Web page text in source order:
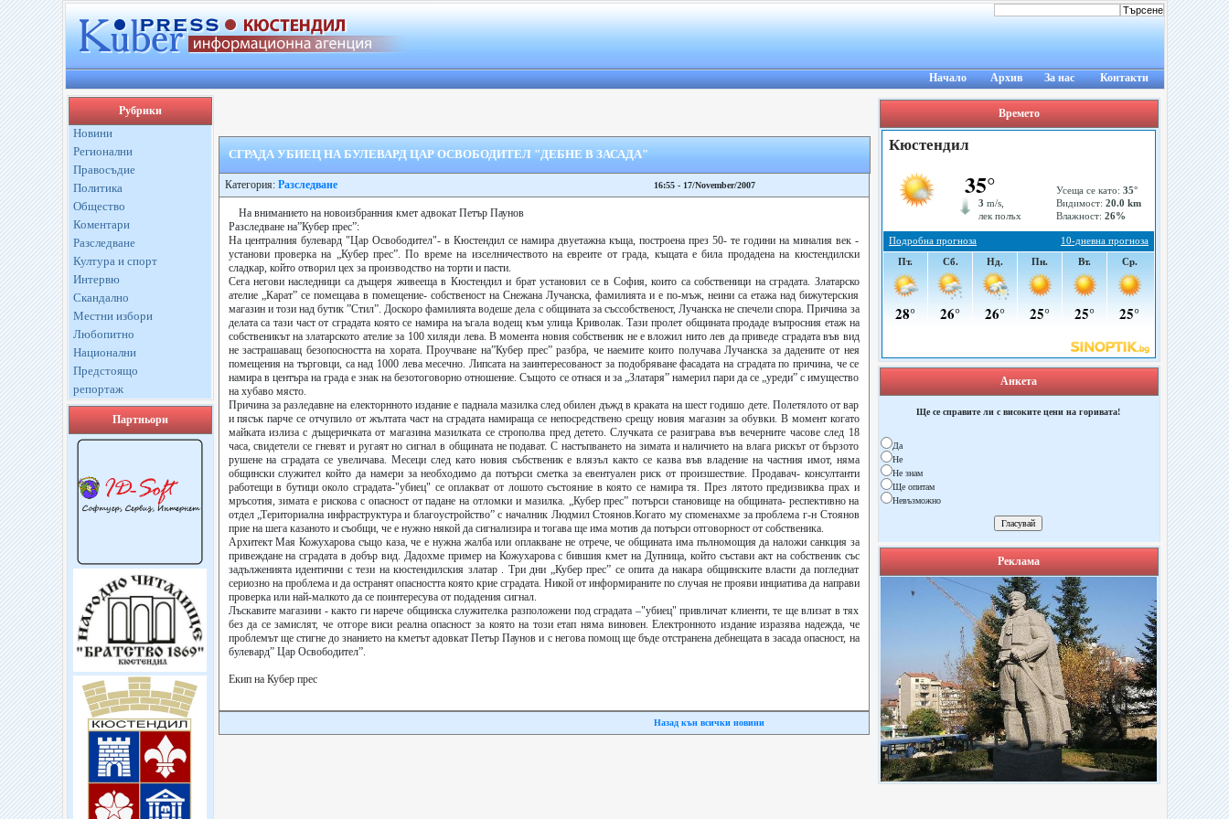
Начало Архив За нас Контакти
Рубрики
Новини
Регионални
Правосъдие
Политика
Общество
Коментари
Разследване
Култура и спорт
Интервю
Скандално
Местни избори
Любопитно
Национални
Предстоящо
репортаж
Партньори
СГРАДА УБИЕЦ НА БУЛЕВАРД ЦАР ОСВОБОДИТЕЛ "ДЕБНЕ В ЗАСАДА"
Категория: Разследване 16:55 - 17/November/2007
На вниманието на новоизбранния кмет адвокат Петър Паунов
Разследване на”Кубер прес”:
На централния булевард "Цар Освободител"- в Кюстендил се намира двуетажна къща, построена през 50- те години на миналия век -
установи проверка на „Кубер прес”. По време на изселничеството на евреите от града, къщата е била продадена на кюстендилски
сладкар, който отворил цех за производство на торти и пасти.
Сега негови наследници са дъщеря живееща в Кюстендил и брат установил се в София, които са собственици на сградата. Златарско
ателие „Карат” се помещава в помещение- собственост на Снежана Лучанска, фамилията и е по-мъж, неини са етажа над бижутерския
магазин и този над бутик ”Стил”. Доскоро фамилията водеше дела с общината за съссобственост, Лучанска не спечели спора. Причина за
делата са тази част от сградата която се намира на ъгала водещ към улица Криволак. Тази пролет общината продаде въпросния етаж на
собственикът на златарското ателие за 100 хиляди лева. В момента новия собственик не е вложил нито лев да приведе сградата във вид
не застрашаващ безопосността на хората. Проучване на”Кубер прес” разбра, че наемите които получава Лучанска за дадените от нея
помещения на търговци, са над 1000 лева месечно. Липсата на заинтересованост за подобряване фасадата на сградата по причина, че се
намира в центъра на града е знак на безотоговорно отношение. Същото се отнася и за „Златаря” намерил пари да се „уреди” с имущество
на хубаво място.
Причина за разледавне на електорнното издание е паднала мазилка след обилен дъжд в краката на шест годишо дете. Полетялото от вар
и пясък парче се отчупило от жълтата част на сградата намираща се непосредствено срещу новия магазин за обувки. В момент когато
майката излиза с дъщеричката от магазина мазилката се строполва пред детето. Случката се разиграва във вечерните часове след 18
часа, свидетели се гневят и ругаят но сигнал в общината не подават. С настъпването на зимата и наличието на влага рискът от бързото
рушене на сградата се увеличава. Месеци след като новия събственик е влязъл както се казва във владение на частния имот, няма
общински служител който да намери за необходимо да потърси сметка за евентуален риск от произшествие. Продавач- консултанти
работещи в бутици около сградата-"убиец" се оплакват от лошото състояние в която се намира тя. През лятото предизвиква прах и
мръсотия, зимата е рискова с опасност от падане на отломки и мазилка. „Кубер прес” потърси становище на общината- респективно на
отдел „Териториална инфраструктура и благоустройство” с началник Людмил Стоянов.Когато му споменахме за проблема г-н Стоянов
прие на шега казаното и съобщи, че е нужно някой да сигнализира и тогава ще има мотив да потърси отговорност от собственика.
Архитект Мая Кожухарова също каза, че е нужна жалба или оплакване не отрече, че общината има пълномощия да наложи санкция за
привеждане на сградата в добър вид. Дадохме пример на Кожухарова с бившия кмет на Дупница, който състави акт на собственик със
задълженията идентични с тези на кюстендилския златар . Три дни „Кубер прес” се опита да накара общинските власти да погледнат
сериозно на проблема и да остранят опасността която крие сградата. Никой от информираните по случая не прояви инциатива да направи
проверка или най-малкото да се поинтересува от подадения сигнал.
Лъскавите магазини - както ги нарече общинска служителка разположени под сградата –"убиец" привличат клиенти, те ще влизат в тях
без да се замислят, че отгоре виси реална опасност за която на този етап няма виновен. Електронното издание изразява надежда, че
проблемът ще стигне до знанието на кметът адовкат Петър Паунов и с негова помощ ще бъде отстранена дебнещата в засада опасност, на
булевард” Цар Освободител”.
Екип на Кубер прес
Назад кън всички новини
Времето
Анкета
Ще се справите ли с високите цени на горивата!
Да
Не
Не знам
Ще опитам
Невъзможно
Реклама